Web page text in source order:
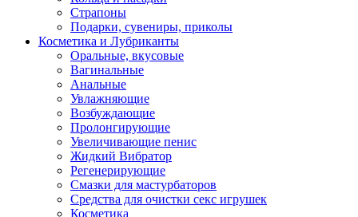
Страпоны
Подарки, сувениры, приколы
Косметика и Лубриканты
Оральные, вкусовые
Вагинальные
Анальные
Увлажняющие
Возбуждающие
Пролонгирующие
Увеличивающие пенис
Жидкий Вибратор
Регенерирующие
Смазки для мастурбаторов
Средства для очистки секс игрушек
Косметика